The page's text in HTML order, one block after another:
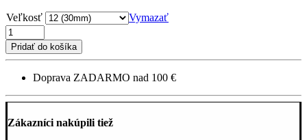
Veľkosť
Vymazať
množstvo
TVRDÝ
DETAILINGOVÝ
dlhým
vláknom
Pridať do košíka
Doprava ZADARMO nad 100 €
Zákazníci nakúpili tiež